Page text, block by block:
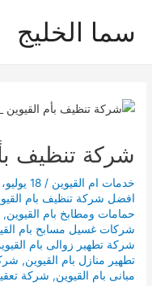
سما الخليج
شركة تنظيف
خدمات ام القيوين /18 يوليو، 2018
افضل شركة تنظيف بام
حمامات ومطابخ بام القيوين,
شركات غسيل مسابح بام
شركة تطهير زوالى بام
تطهير منازل بام القيوين,
مبانى بام القيوين, شركة